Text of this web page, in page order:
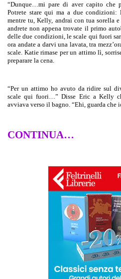
“Dunque…mi pare di aver capito che
Potrete stare qui ma a due
mentre tu, Kelly, andrai con tua sorella
andrete non appena trovate il primo
delle due condizioni, le scale qui fuori
ora andate a darvi una lavata, tra
scale. Katie rimase perun attimo lì,
preparare la cena.
“Per un attimo ho avuto da ridire sul
scale qui fuori…” Disse Eric a Kelly
avviava verso il bagno. “Ehi, guarda che
CONTINUA…